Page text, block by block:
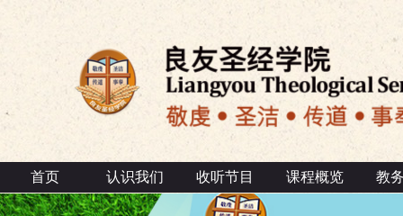
首页 认识我们 收听节目 课程概览 教